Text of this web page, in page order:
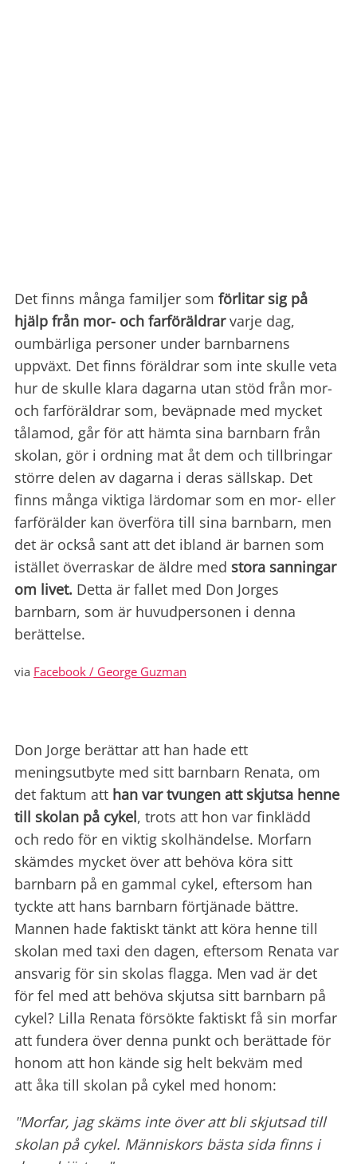
Det finns många familjer som förlitar sig på
hjälp från mor- och farföräldrarvarje dag,
oumbärliga personer under barnbarnens
uppväxt. Det finns föräldrar som inte skulle veta
hur de skulle klara dagarna utan stöd från mor-
och farföräldrar som, beväpnade med mycket
tålamod, går för att hämta sina barnbarn från
skolan, gör i ordning mat åt dem och tillbringar
större delen av dagarna i deras sällskap. Det
finns många viktiga lärdomar som en mor- eller
farförälder kan överföra till sina barnbarn, men
det är också sant att det ibland är barnen som
istället överraskar de äldre med stora sanningar
om livet. Detta är fallet med Don Jorges
barnbarn, som är huvudpersonen i denna
berättelse.
via Facebook / George Guzman
Don Jorge berättar att han hade ett
meningsutbyte med sitt barnbarn Renata, om
det faktum att han var tvungen att skjutsa henne
till skolan på cykel, trots att hon var finklädd
och redo för en viktig skolhändelse. Morfarn
skämdes mycket över att behöva köra sitt
barnbarn på en gammal cykel, eftersom han
tyckte att hans barnbarn förtjänade bättre.
Mannen hade faktiskt tänkt att köra henne till
skolan med taxi den dagen, eftersom Renata var
ansvarig för sin skolas flagga. Men vad är det
för fel med att behöva skjutsa sitt barnbarn på
cykel? Lilla Renata försökte faktiskt få sin morfar
att fundera över denna punkt och berättade för
honom att hon kände sig helt bekväm med
att åka till skolan på cykel med honom:
"Morfar, jag skäms inte över att bli skjutsad till
skolan på cykel. Människors bästa sida finns i